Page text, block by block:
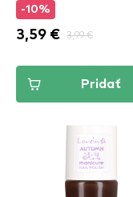
-10%
3,59 € 3,99 €
Pridať